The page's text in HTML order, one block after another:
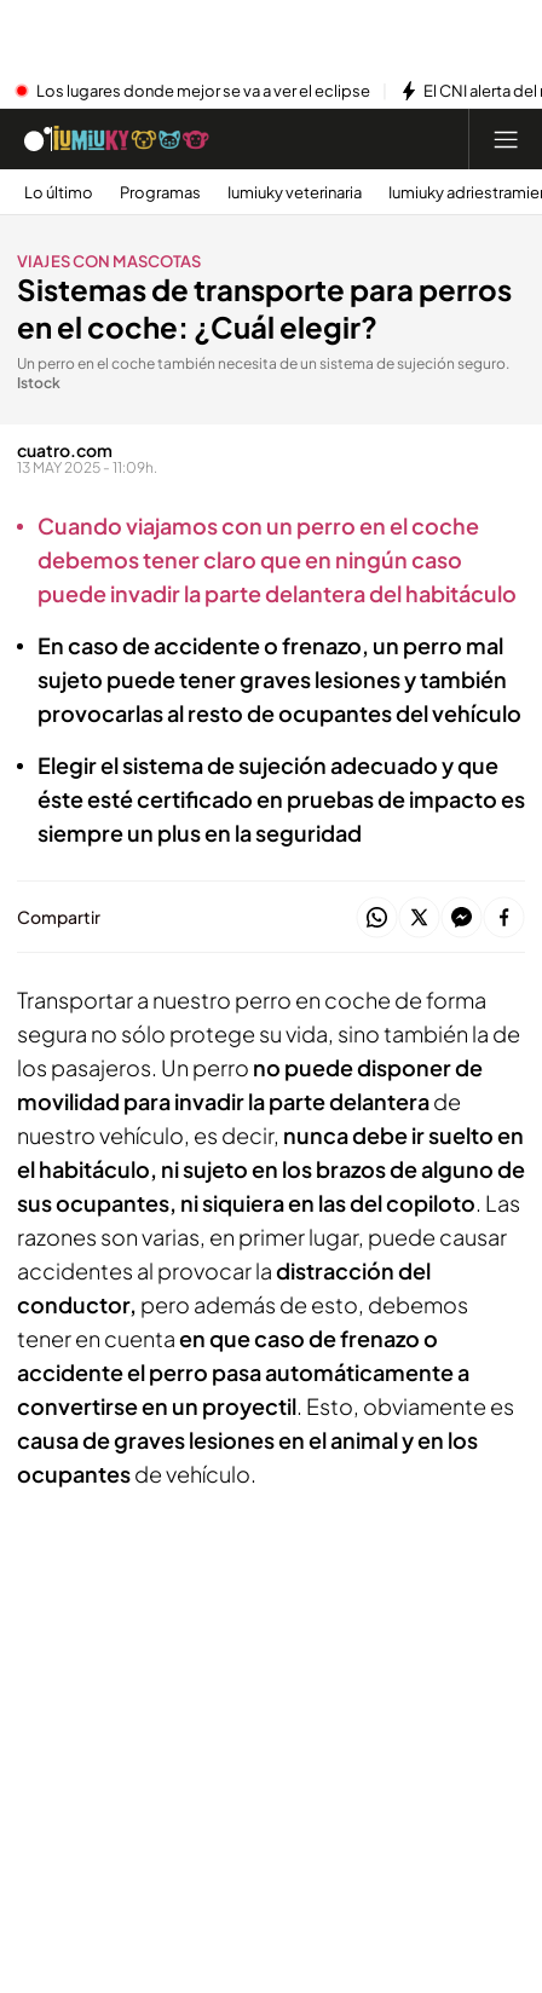
Los lugares donde mejor se va a ver el eclipse El CNI alerta
Lo último Programas Iumiuky veterinaria Iumiuky
VIAJES CON MASCOTAS
Sistemas de transporte para perros
en el coche: ¿Cuál elegir?
Un perro en el coche también necesita de un sistema de sujeción seguro.
Istock
cuatro.com
13 MAY 2025 - 11:09h.
Cuando viajamos con un perro en el coche
debemos tener claro que en ningún caso
puede invadir la parte delantera del habitáculo
En caso de accidente o frenazo, un perro mal
sujeto puede tener graves lesiones y también
provocarlas al resto de ocupantes del vehículo
Elegir el sistema de sujeción adecuado y que
éste esté certificado en pruebas de impacto es
siempre un plus en la seguridad
Compartir
Transportar a nuestro perro en coche de forma
segura no sólo protege su vida, sino también la de
los pasajeros. Un perro no puede disponer de
movilidad para invadir la parte delanterade
nuestro vehículo, es decir, nunca debe ir suelto en
el habitáculo, ni sujeto en los brazos de alguno de
sus ocupantes, ni siquiera en las del copiloto. Las
razones son varias, en primer lugar, puede causar
accidentes al provocar ladistracción del
conductor, pero además de esto, debemos
tener en cuentaen que caso de frenazo o
accidente el perro pasa automáticamente a
convertirse en un proyectil. Esto, obviamente es
causa de graves lesiones en el animal y en los
ocupantesde vehículo.